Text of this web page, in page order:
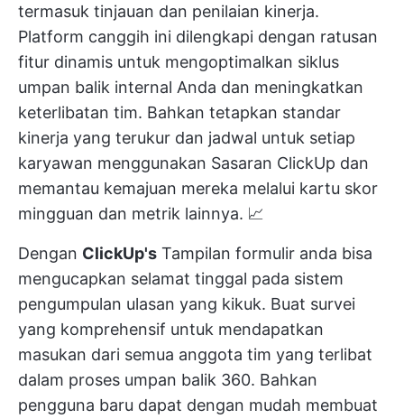
termasuk tinjauan dan penilaian kinerja.
Platform canggih ini dilengkapi dengan ratusan
fitur dinamis untuk mengoptimalkan siklus
umpan balik internal Anda dan meningkatkan
keterlibatan tim. Bahkan tetapkan standar
kinerja yang terukur dan jadwal untuk setiap
karyawan menggunakan Sasaran ClickUp dan
memantau kemajuan mereka melalui kartu skor
mingguan dan metrik lainnya. 📈
Dengan ClickUp's Tampilan formulir anda bisa
mengucapkan selamat tinggal pada sistem
pengumpulan ulasan yang kikuk. Buat survei
yang komprehensif untuk mendapatkan
masukan dari semua anggota tim yang terlibat
dalam proses umpan balik 360. Bahkan
pengguna baru dapat dengan mudah membuat